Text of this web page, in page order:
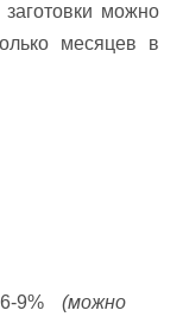
можно
месяцев в
9% (можно